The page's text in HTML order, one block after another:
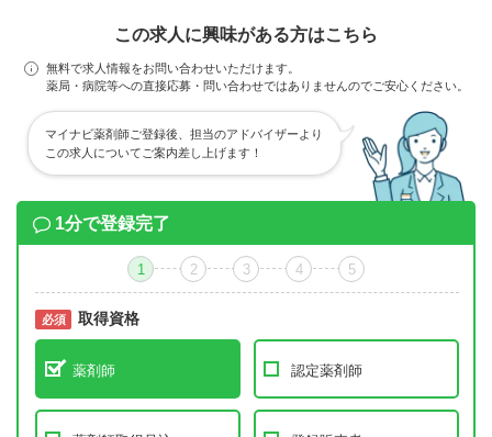
この求人に興味がある方はこちら
無料で求人情報をお問い合わせいただけます。
薬局・病院等への直接応募・問い合わせではありませんのでご安心ください。
マイナビ薬剤師ご登録後、担当のアドバイザーより
この求人についてご案内差し上げます！
1分で登録完了
1 2 3 4 5
必須 取得資格
薬剤師 認定薬剤師